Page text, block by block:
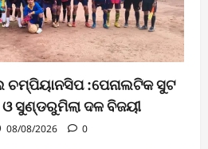
ଚମ୍ପିୟାନସିପ :ପେନାଲଟିକ ସୁଟ
ସୁଣ୍ଡରୁମିଲା ଦଳ ବିଜୟୀ
08/08/2026 0